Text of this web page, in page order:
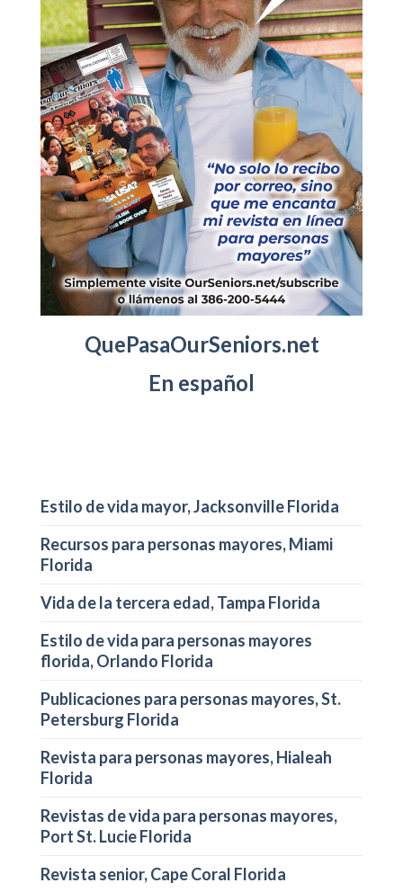
QuePasaOurSeniors.net
En español
Estilo de vida mayor, Jacksonville Florida
Recursos para personas mayores, Miami
Florida
Vida de la tercera edad, Tampa Florida
Estilo de vida para personas mayores
florida, Orlando Florida
Publicaciones para personas mayores, St.
Petersburg Florida
Revista para personas mayores, Hialeah
Florida
Revistas de vida para personas mayores,
Port St. Lucie Florida
Revista senior, Cape Coral Florida